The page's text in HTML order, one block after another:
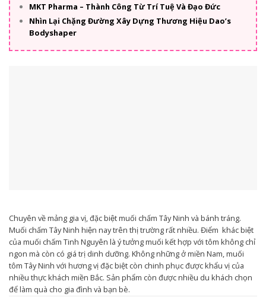
MKT Pharma – Thành Công Từ Trí Tuệ Và Đạo Đức
Nhìn Lại Chặng Đường Xây Dựng Thương Hiệu Dao’s
Bodyshaper
Chuyên về mảng gia vị, đặc biệt muối chấm Tây Ninh và bánh tráng.
Muối chấm Tây Ninh hiện nay trên thị trường rất nhiều. Điểm khác biệt
của muối chấm Tinh Nguyên là ý tưởng muối kết hợp với tôm không chỉ
ngon mà còn có giá trị dinh dưỡng. Không những ở miền Nam, muối
tôm Tây Ninh với hương vị đặc biệt còn chinh phục được khẩu vị của
nhiều thực khách miền Bắc. Sản phẩm còn được nhiều du khách chọn
để làm quà cho gia đình và bạn bè.